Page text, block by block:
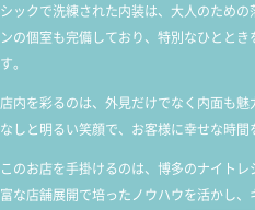
シックで洗練された内装は、大人のため
ンの個室も完備しており、特別なひとと
す。
店内を彩るのは、外見だけでなく内面も
なしと明るい笑顔で、お客様に幸せな時間
このお店を手掛けるのは、博多のナイト
富な店舗展開で培ったノウハウを活かし